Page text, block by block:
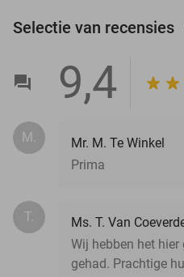
Selectie van recensies
9,4
M.
Mr. M. Te Winkel
Prima
T.
Ms. T. Van
Wij hebben het
gehad. Prachtige